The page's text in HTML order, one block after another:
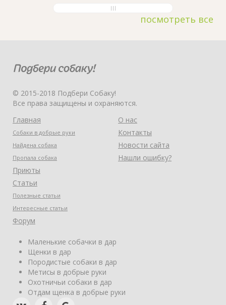
посмотреть все
© 2015-2018 Подбери Собаку!
Все права защищены и охраняются.
Главная
Собаки в добрые руки
Найдена собака
Пропала собака
Приюты
Статьи
Полезные статьи
Интересные статьи
Форум
О нас
Контакты
Новости сайта
Нашли ошибку?
Маленькие собачки в дар
Щенки в дар
Породистые собаки в дар
Метисы в добрые руки
Охотничьи собаки в дар
Отдам щенка в добрые руки